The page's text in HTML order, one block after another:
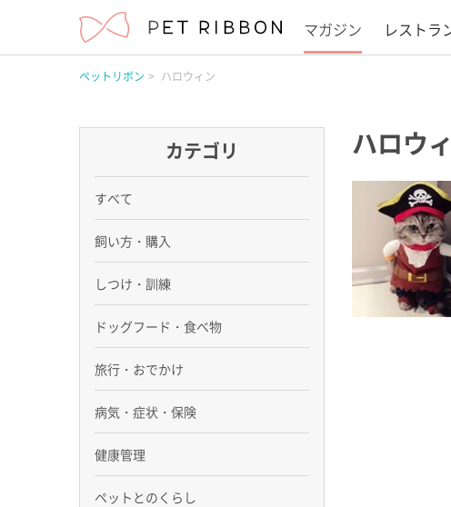
マガジン レストラ
ペットリボン ハロウィン
ハロウ
カテゴリ
すべて
飼い方・購入
しつけ・訓練
ドッグフード・食べ物
旅行・おでかけ
病気・症状・保険
健康管理
ペットとのくらし